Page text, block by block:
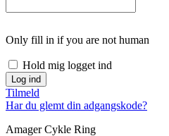
Only fill in if you are not human
Hold mig logget ind
Tilmeld
Har du glemt din adgangskode?
Amager Cykle Ring